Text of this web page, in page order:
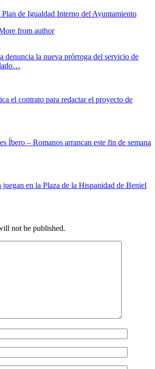
de Igualdad Interno del Ayuntamiento
from author
denuncia la nueva prórroga del servicio de
el contrato para redactar el proyecto de
Íbero – Romanos arrancan este fin de semana
juegan en la Plaza de la Hispanidad de Beniel
not be published.